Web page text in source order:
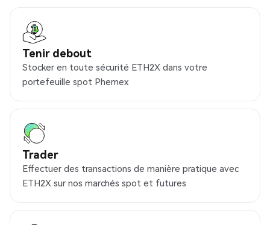
Tenir debout
Stocker en toute sécurité ETH2X dans votre
portefeuille spot Phemex
Trader
Effectuer des transactions de manière pratique avec
ETH2X sur nos marchés spot et futures